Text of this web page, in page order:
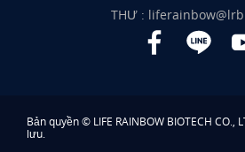
THƯ :
Bản quyền © LIFE RAINBOW BIOTECH
lưu.